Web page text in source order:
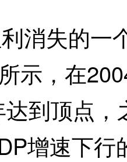
失的一
示，在
到顶点
增速下